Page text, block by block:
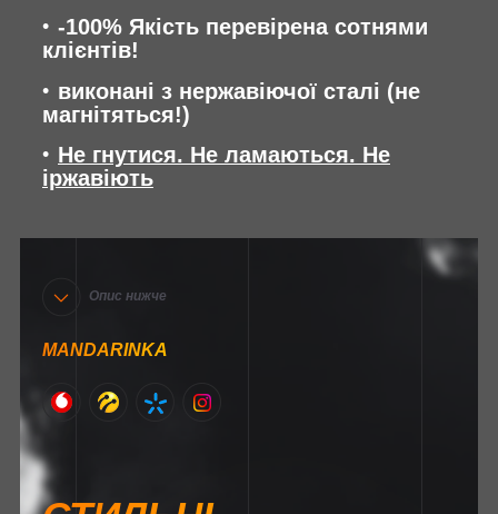
-100% Якість перевірена сотнями
клієнтів!
виконані з нержавіючої сталі (не
магнітяться!)
Не гнутися. Не ламаються. Не
іржавіють
Опис нижче
MANDARINKA